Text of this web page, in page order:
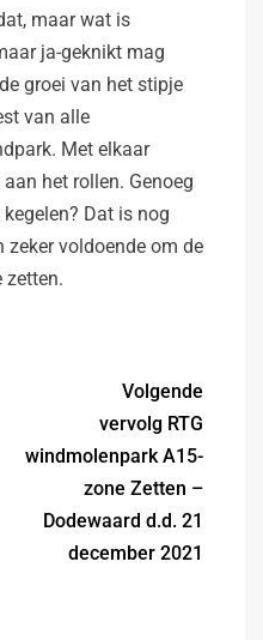
maar wat is
ja-geknikt mag
groei van het stipje
van alle
Met elkaar
het rollen. Genoeg
Dat is nog
zeker voldoende om de
zetten.
Volgende
vervolg RTG
windmolenpark A15-
zone Zetten –
Dodewaard d.d. 21
december 2021